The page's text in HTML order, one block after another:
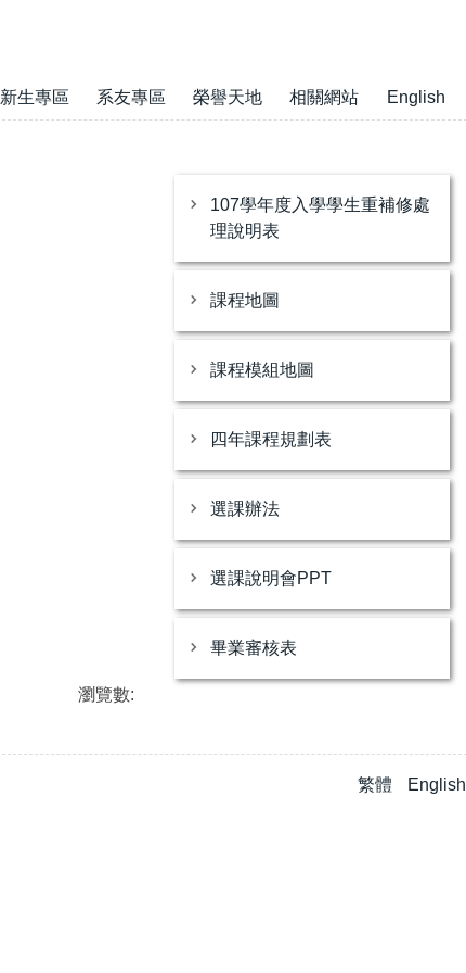
新生專區 系友專區 榮譽天地 相關網站 English
瀏覽數:
107學年度入學學生重補修處
理說明表
課程地圖
課程模組地圖
四年課程規劃表
選課辦法
選課說明會PPT
畢業審核表
繁體
English